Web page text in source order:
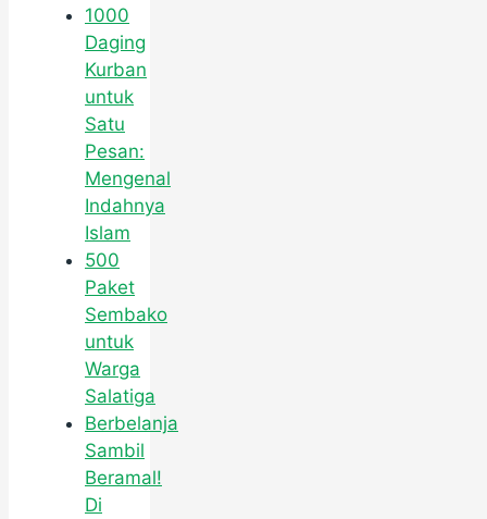
1000
Daging
Kurban
untuk
Satu
Pesan:
Mengenal
Indahnya
Islam
500
Paket
Sembako
untuk
Warga
Salatiga
Berbelanja
Sambil
Beramal!
Di